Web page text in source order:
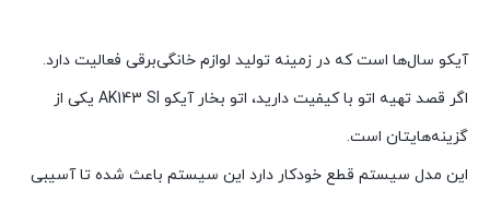
آیکو سال‌ها است که در زمینه تولید لوازم خانگی‌برقی فعالیت دارد.
اگر قصد تهیه اتو با کیفیت دارید، اتو بخار آیکو AK143 SI یکی از
گزینه‌هایتان است.
این مدل سیستم قطع خودکار دارد این سیستم باعث شده تا آسیبی